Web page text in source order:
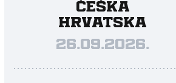
Češka
Hrvatska
26.09.2026.